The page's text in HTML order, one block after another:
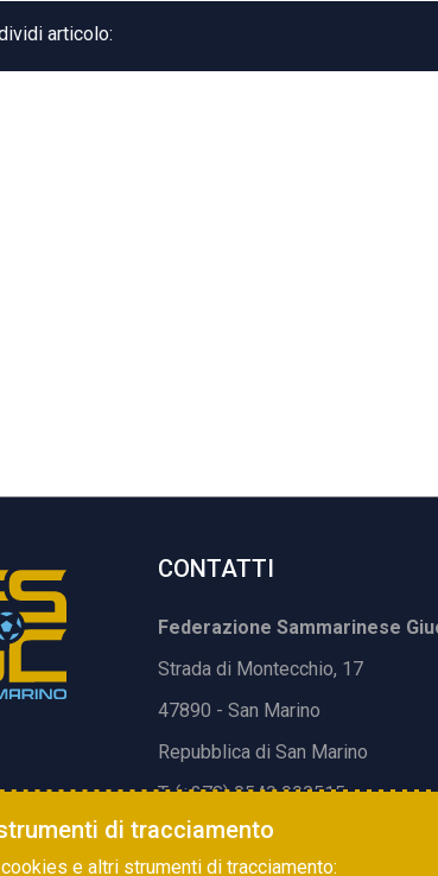
articolo:
CONTATTI
Federazione Sammarinese
Strada di Montecchio, 17
47890 - San Marino
Repubblica di San Marino
T. (+378) 0549 990515
E.info@fsgc.sm
di tracciamento
e altri strumenti di tracciamento: